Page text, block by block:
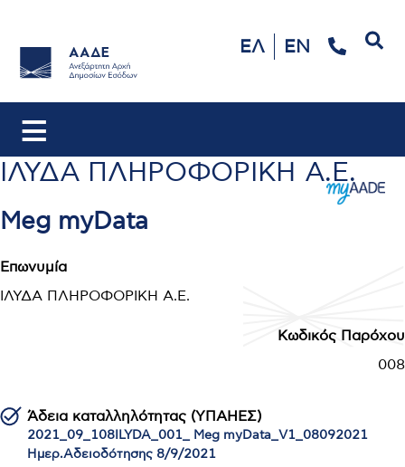
ΕΛ EN
ΙΛΥΔΑ ΠΛΗΡΟΦΟΡΙΚΗ Α.Ε.
Meg myData
Επωνυμία
ΙΛΥΔΑ ΠΛΗΡΟΦΟΡΙΚΗ Α.Ε.
Κωδικός Παρόχου
008
Άδεια καταλληλότητας (ΥΠΑΗΕΣ)
2021_09_108ILYDA_001_ Meg myData_V1_08092021
Ημερ.Αδειοδότησης 8/9/2021